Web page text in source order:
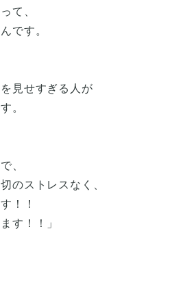
て、
です。
見せすぎる人が
。
、
のストレスなく、
！！
す！！」